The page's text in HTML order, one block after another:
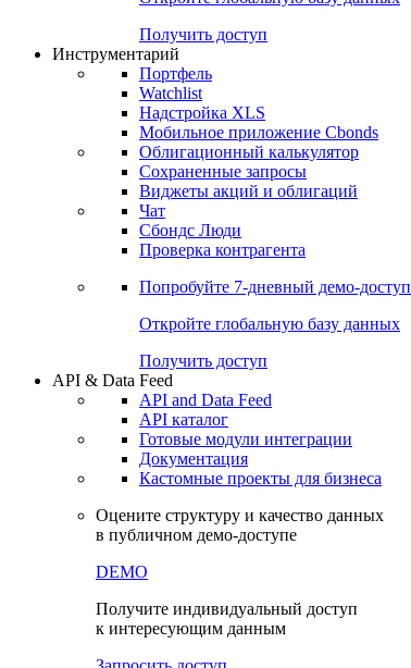
Получить доступ
Инструментарий
Портфель
Watchlist
Надстройка XLS
Мобильное приложение Cbonds
Облигационный калькулятор
Сохраненные запросы
Виджеты акций и облигаций
Чат
Сбондс Люди
Проверка контрагента
Попробуйте 7-дневный демо-доступ
Откройте глобальную базу данных
Получить доступ
API & Data Feed
API and Data Feed
API каталог
Готовые модули интеграции
Документация
Кастомные проекты для бизнеса
Оцените структуру и качество данных
в публичном демо-доступе
DEMO
Получите индивидуальный доступ
к интересующим данным